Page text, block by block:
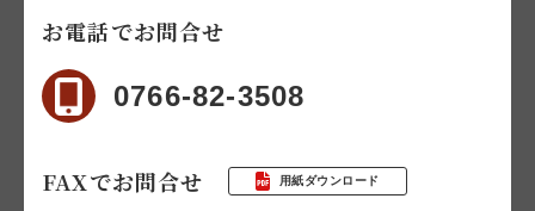
お電話でお問合せ
0766-82-3508
FAXでお問合せ 用紙ダウンロード